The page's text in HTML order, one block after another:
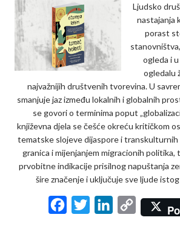
Ljudsko
nastajanja
porast
ogleda i
ogledalu
najvažnijih društvenih tvorevina. U
smanjuje jaz između lokalnih i globalnih
se govori o terminima poput
književna djela se češće okreću kritičkom
tematske slojeve dijaspore i
granica i mijenjanjem migracionih politika,
prvobitne indikacije prisilnog napuštanja
šire značenje i uključuje sve ljude
C